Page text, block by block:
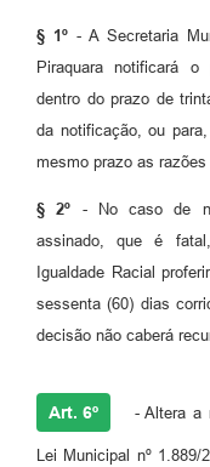
§ 1º- A Secretaria
Piraquara notificará o
dentro do prazo de
da notificação, ou
mesmo prazo as
§ 2º - No caso de
assinado, que é
Igualdade Racial
sessenta (60) dias
decisão não caberá
Art. 6º - Altera a
Lei Municipal nº